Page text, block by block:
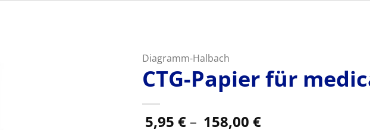
Diagramm-Halbach
CTG-Papier für
5,95 € – 158,00 €Preisspanne: